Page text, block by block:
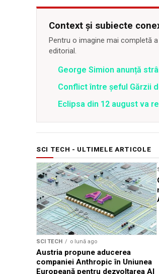
Context și subiecte
Pentru o imagine mai completă
editorial.
George Simion anunță
Conflict între şeful Gărzii
Eclipsa din 12 august va
SCI TECH - ULTIMELE ARTICOLE
SCI TECH o lună ago
Austria propune aducerea
companiei Anthropic în Uniunea
Europeană pentru dezvoltarea AI